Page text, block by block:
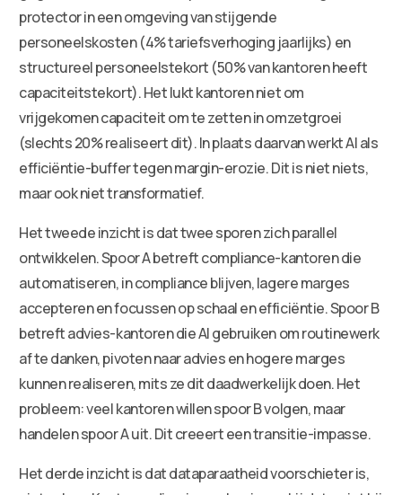
protector in een omgeving van stijgende
personeelskosten (4% tariefsverhoging jaarlijks) en
structureel personeelstekort (50% van kantoren heeft
capaciteitstekort). Het lukt kantoren niet om
vrijgekomen capaciteit om te zetten in omzetgroei
(slechts 20% realiseert dit). In plaats daarvan werkt AI als
efficiëntie-buffer tegen margin-erozie. Dit is niet niets,
maar ook niet transformatief.
Het tweede inzicht is dat twee sporen zich parallel
ontwikkelen. Spoor A betreft compliance-kantoren die
automatiseren, in compliance blijven, lagere marges
accepteren en focussen op schaal en efficiëntie. Spoor B
betreft advies-kantoren die AI gebruiken om routinewerk
af te danken, pivoten naar advies en hogere marges
kunnen realiseren, mits ze dit daadwerkelijk doen. Het
probleem: veel kantoren willen spoor B volgen, maar
handelen spoor A uit. Dit creeert een transitie-impasse.
Het derde inzicht is dat dataparaatheid voorschieter is,